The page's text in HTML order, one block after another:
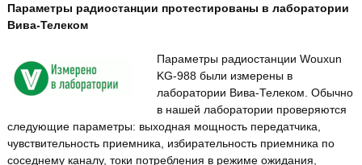
Параметры радиостанции протестированы в лаборатории
Вива-Телеком
Параметры радиостанции Wouxun
KG-988 были измерены в
лаборатории Вива-Телеком. Обычно
в нашей лаборатории проверяются
следующие параметры: выходная мощность передатчика,
чувствительность приемника, избирательность приемника по
соседнему каналу, токи потребления в режиме ожидания,